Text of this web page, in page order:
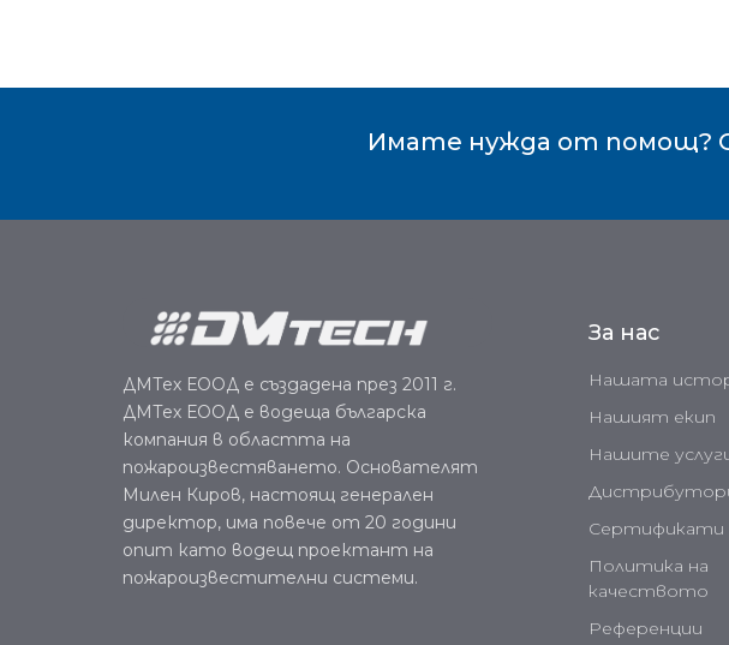
Имате нужда от помощ?
ДМТех ЕООД е създадена през 2011 г.
ДМТех ЕООД е водеща българска
компания в областта на
пожароизвестяването. Основателят
Милен Киров, настоящ генерален
директор, има повече от 20 години
опит като водещ проектант на
пожароизвестителни системи.
За нас
Нашата
Нашият екип
Нашите
Сертификати
Политика на
качеството
Референции